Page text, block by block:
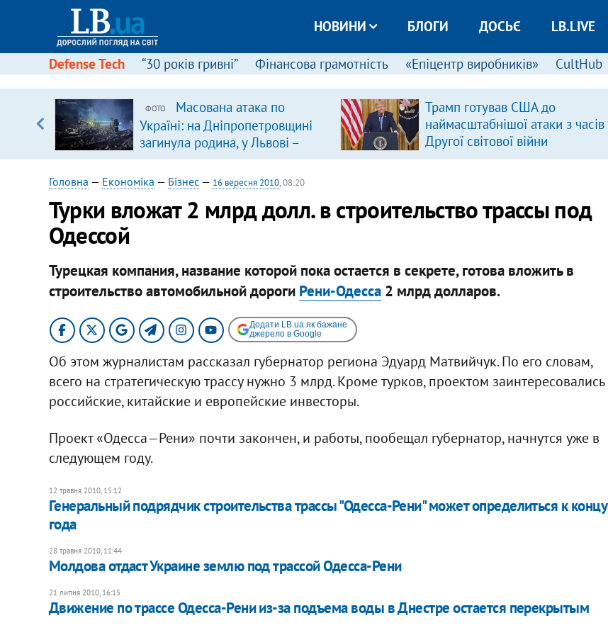
НОВИНИ БЛОГИ ДОСЬЄ LB.LIVE
Defense Tech “30 років гривні” Фінансова грамотність «Епіцентр виробників» CultHub
ФОТО
Масована атака по
Україні: на Дніпропетровщині
загинула родина, у Львові –
удар по багатоповерхівках
(доповнюється)
Трамп готував США до
наймасштабнішої атаки з часів
Другої світової війни
Головна — Економіка — Бізнес— 16 вересня 2010, 08:20
Турки вложат 2 млрд долл. в строительство трассы под
Одессой
Турецкая компания, название которой пока остается в секрете, готова вложить в
строительство автомобильной дороги Рени-Одесса2 млрд долларов.
Додати LB.ua як бажане
джерело в Google
Об этом журналистам рассказал губернатор региона Эдуард Матвийчук. По его словам,
всего на стратегическую трассу нужно 3 млрд. Кроме турков, проектом заинтересовались
российские, китайские и европейские инвесторы.
Проект «Одесса—Рени» почти закончен, и работы, пообещал губернатор, начнутся уже в
следующем году.
12 травня 2010, 15:12
Генеральный подрядчик строительства трассы "Одесса-Рени" может определиться к концу
года
28 травня 2010, 11:44
Молдова отдаст Украине землю под трассой Одесса-Рени
21 липня 2010, 16:15
Движение по трассе Одесса-Рени из-за подъема воды в Днестре остается перекрытым